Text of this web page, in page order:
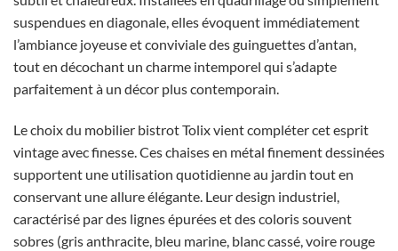
suspendues en diagonale, elles évoquent immédiatement
l’ambiance joyeuse et conviviale des guinguettes d’antan,
tout en décochant un charme intemporel qui s’adapte
parfaitement à un décor plus contemporain.
Le choix du mobilier bistrot Tolix vient compléter cet esprit
vintage avec finesse. Ces chaises en métal finement dessinées
supportent une utilisation quotidienne au jardin tout en
conservant une allure élégante. Leur design industriel,
caractérisé par des lignes épurées et des coloris souvent
sobres (gris anthracite, bleu marine, blanc cassé, voire rouge